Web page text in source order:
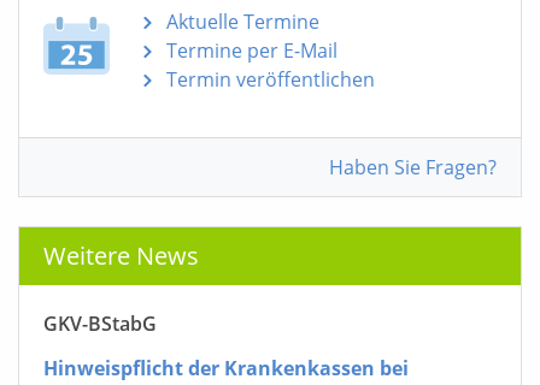
Aktuelle Termine
Termine per E-Mail
Termin veröffentlichen
Haben Sie Fragen?
Weitere News
GKV-BStabG
Hinweispflicht der Krankenkassen bei